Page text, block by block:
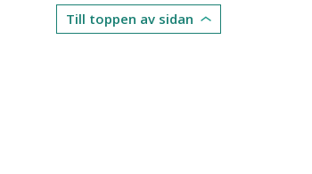
Till toppen av sidan